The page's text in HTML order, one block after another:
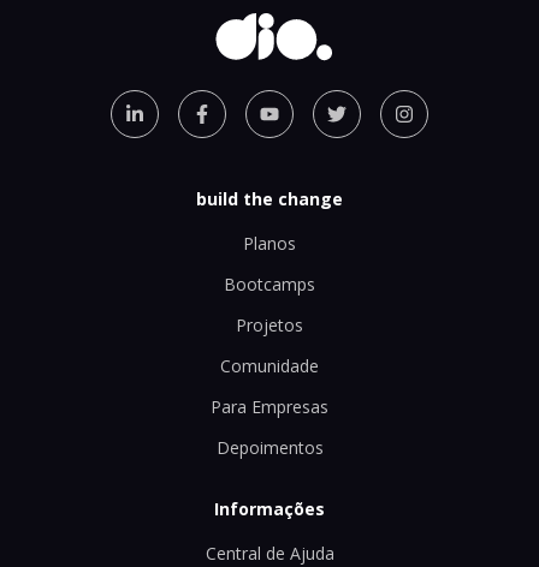
build the change
Planos
Bootcamps
Projetos
Comunidade
Para Empresas
Depoimentos
Informações
Central de Ajuda